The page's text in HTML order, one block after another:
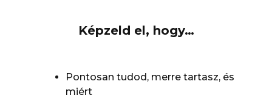
Képzeld el, hogy…
Pontosan tudod, merre tartasz, és
miért